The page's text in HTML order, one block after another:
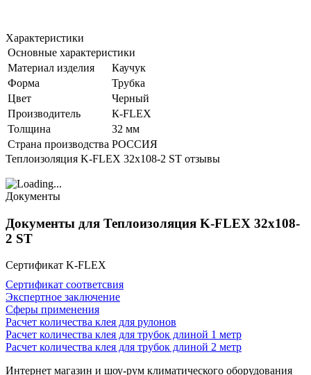
Характеристики
Основные характеристики
Материал изделия
Каучук
Форма
Трубка
Цвет
Черный
Производитель
К-FLEX
Толщина
32 мм
Страна производства РОССИЯ
Теплоизоляция K-FLEX 32x108-2 ST отзывы
Документы
Документы для Теплоизоляция K-FLEX 32x108-
2 ST
Сертификат K-FLEX
Сертификат соответсвия
Экспертное заключение
Сферы применения
Расчет количества клея для рулонов
Расчет количества клея для трубок длиной 1 метр
Расчет количества клея для трубок длиной 2 метр
Интернет магазин и шоу-рум климатического оборудования